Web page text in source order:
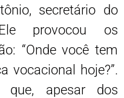
secretário do
provocou os
“Onde você tem
vocacional hoje?”.
que, apesar dos